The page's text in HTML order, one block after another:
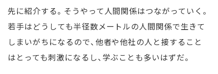
先に紹介する。そうやって人間関係はつながっていく。
若手はどうしても半径数メートルの人間関係で生きて
しまいがちになるので、他者や他社の人と接すること
はとっても刺激になるし、学ぶことも多いはずだ。